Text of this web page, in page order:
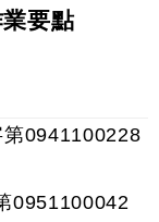
要點
0941100228
0951100042